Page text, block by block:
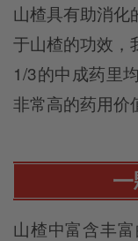
山楂具有助消化
于山楂的功效，
1/3的中成药里
非常高的药用价
山楂中富含丰